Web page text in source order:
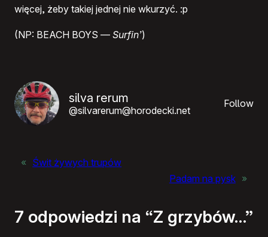
więcej, żeby takiej jednej nie wkurzyć. :p
(NP: BEACH BOYS — Surfin’)
silva rerum
@silvarerum@horodecki.net
Follow
« Świt żywych trupów
Padam na pysk »
7 odpowiedzi na “Z grzybów…”